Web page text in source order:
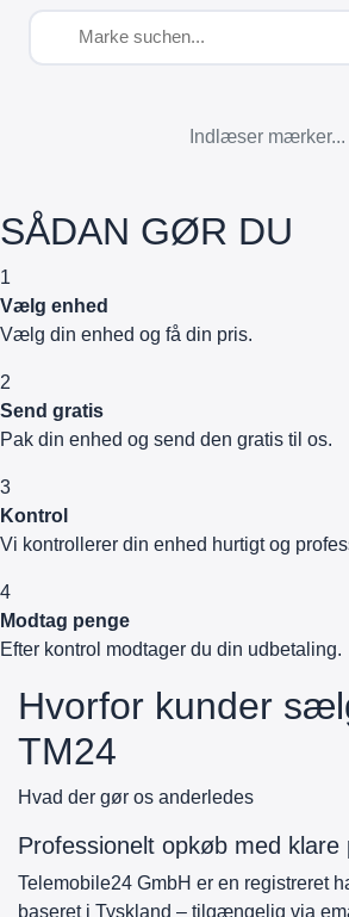
Indlæser mærker...
SÅDAN GØR DU
1
Vælg enhed
Vælg din enhed og få din pris.
2
Send gratis
Pak din enhed og send den gratis til os.
3
Kontrol
Vi kontrollerer din enhed hurtigt og
4
Modtag penge
Efter kontrol modtager du din udbetaling.
Hvorfor kunder
TM24
Hvad der gør os anderledes
Professionelt opkøb med klare
Telemobile24 GmbH er en registreret
baseret i Tyskland – tilgængelig via